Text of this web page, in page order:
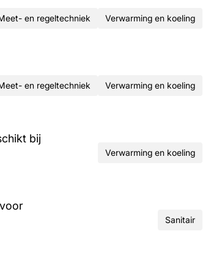
en regeltechniek Verwarming en koeling
en regeltechniek Verwarming en koeling
bij
Verwarming en koeling
Sanitair